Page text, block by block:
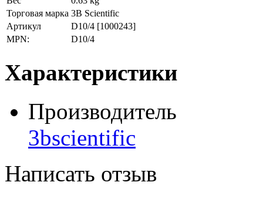
Торговая марка 3B Scientific
Артикул
D10/4 [1000243]
MPN:
D10/4
Характеристики
Производитель
3bscientific
Написать отзыв